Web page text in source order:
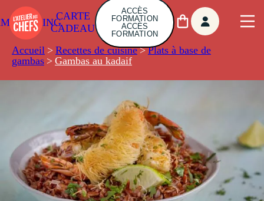
CARTE
CADEAU
ACCÈS
FORMATION
ACCÈS
FORMATION
Accueil > Recettes de cuisine > Plats à base de
gambas > Gambas au kadaif